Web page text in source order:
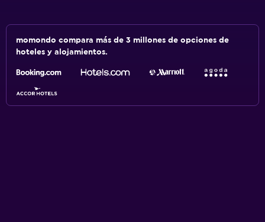
momondo compara más de 3 millones de opciones de
hoteles y alojamientos.